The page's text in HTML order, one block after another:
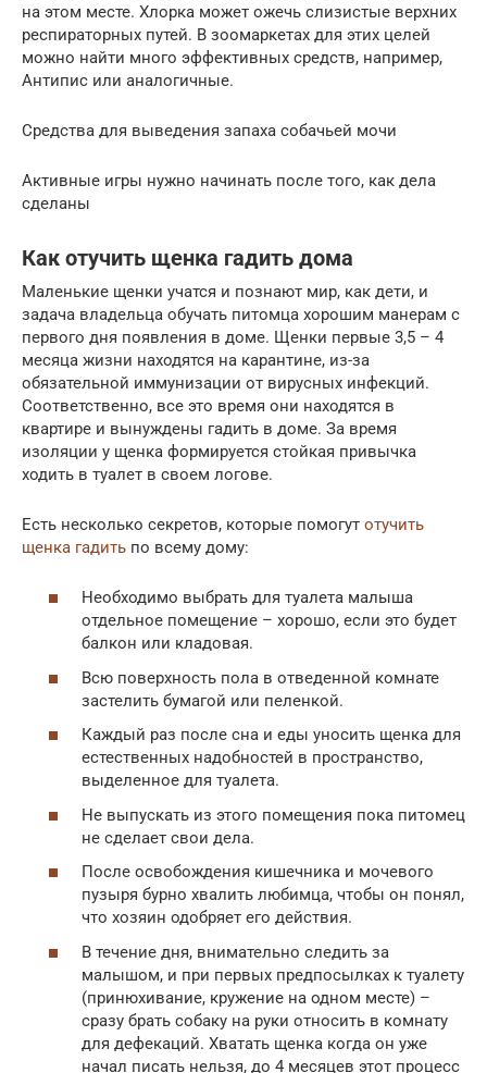
на этом месте. Хлорка может ожечь слизистые верхних
респираторных путей. В зоомаркетах для этих целей
можно найти много эффективных средств, например,
Антипис или аналогичные.
Средства для выведения запаха собачьей мочи
Активные игры нужно начинать после того, как дела
сделаны
Как отучить щенка гадить дома
Маленькие щенки учатся и познают мир, как дети, и
задача владельца обучать питомца хорошим манерам с
первого дня появления в доме. Щенки первые 3,5 – 4
месяца жизни находятся на карантине, из-за
обязательной иммунизации от вирусных инфекций.
Соответственно, все это время они находятся в
квартире и вынуждены гадить в доме. За время
изоляции у щенка формируется стойкая привычка
ходить в туалет в своем логове.
Есть несколько секретов, которые помогут отучить
щенка гадить по всему дому:
Необходимо выбрать для туалета малыша
отдельное помещение – хорошо, если это будет
балкон или кладовая.
Всю поверхность пола в отведенной комнате
застелить бумагой или пеленкой.
Каждый раз после сна и еды уносить щенка для
естественных надобностей в пространство,
выделенное для туалета.
Не выпускать из этого помещения пока питомец
не сделает свои дела.
После освобождения кишечника и мочевого
пузыря бурно хвалить любимца, чтобы он понял,
что хозяин одобряет его действия.
В течение дня, внимательно следить за
малышом, и при первых предпосылках к туалету
(принюхивание, кружение на одном месте) –
сразу брать собаку на руки относить в комнату
для дефекаций. Хватать щенка когда он уже
начал писать нельзя, до 4 месяцев этот процесс